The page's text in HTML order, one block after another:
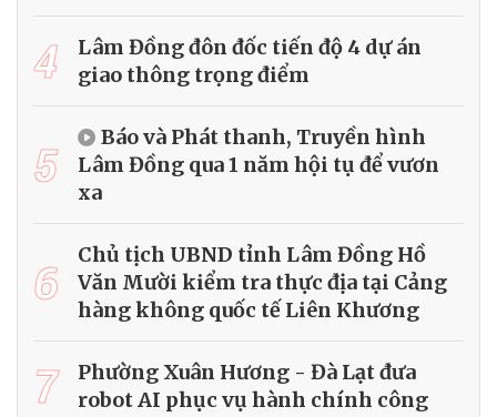
4
Lâm Đồng đôn đốc tiến độ 4 dự án
giao thông trọng điểm
5
Báo và Phát thanh, Truyền hình
Lâm Đồng qua 1 năm hội tụ để vươn
xa
6
Chủ tịch UBND tỉnh Lâm Đồng Hồ
Văn Mười kiểm tra thực địa tại Cảng
hàng không quốc tế Liên Khương
7
Phường Xuân Hương - Đà Lạt đưa
robot AI phục vụ hành chính công